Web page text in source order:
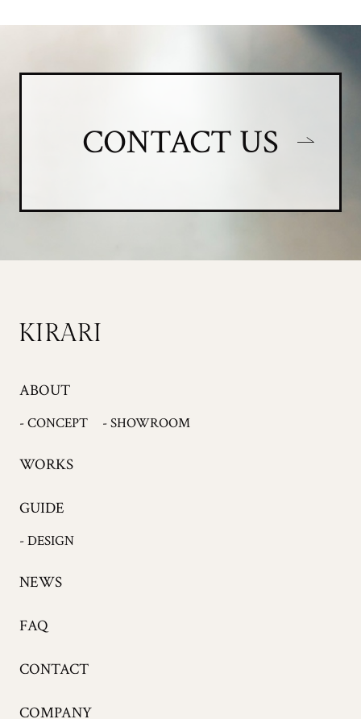
CONTACT US
ABOUT
- CONCEPT - SHOWROOM
WORKS
GUIDE
- DESIGN
NEWS
FAQ
CONTACT
COMPANY